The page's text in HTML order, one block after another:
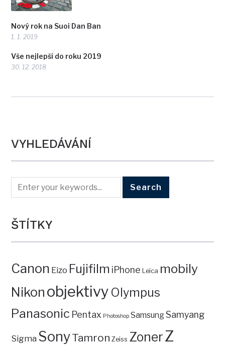
Nový rok na Suoi Dan Ban
1. 1. 2019
Vše nejlepší do roku 2019
30. 12. 2018
VYHLEDÁVÁNÍ
ŠTÍTKY
Canon Eizo Fujifilm iPhone Leica mobily
Nikon objektivy Olympus
Panasonic Pentax Photoshop SamsungSamyang
Sigma SonyTamron Zeiss ZonerZ